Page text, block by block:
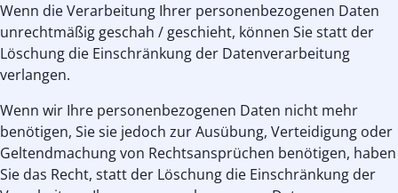
Wenn die Verarbeitung Ihrer personenbezogenen Daten
unrechtmäßig geschah / geschieht, können Sie statt der
Löschung die Einschränkung der Datenverarbeitung
verlangen.
Wenn wir Ihre personenbezogenen Daten nicht mehr
benötigen, Sie sie jedoch zur Ausübung, Verteidigung oder
Geltendmachung von Rechtsansprüchen benötigen, haben
Sie das Recht, statt der Löschung die Einschränkung der